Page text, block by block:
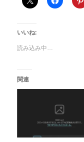
いいね:
読み込み中…
関連